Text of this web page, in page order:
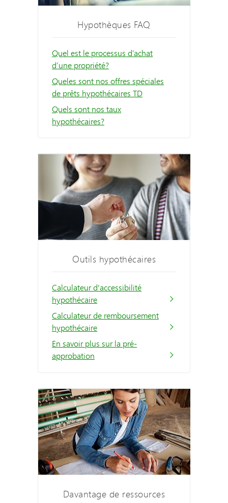
Hypothèques FAQ
Quel est le processus d’achat
d’une propriété?
Queles sont nos offres spéciales
de prêts hypothécaires TD
Quels sont nos taux
hypothécaires?
Outils hypothécaires
Calculateur d'accessibilité
hypothécaire
Calculateur de remboursement
hypothécaire
En savoir plus sur la pré-
approbation
Davantage de ressources